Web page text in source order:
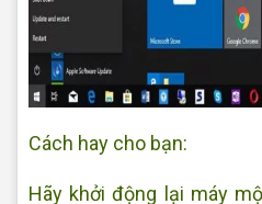
Cách hay cho bạn:
Hãy khởi động lại máy